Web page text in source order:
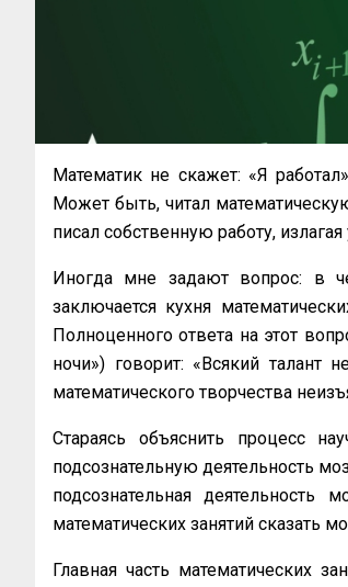
Математик не скажет: «Я
Может быть, читал
писал собственную работу,
Иногда мне задают вопрос: в
заключается кухня
Полноценного ответа на этот
ночи») говорит: «Всякий
математического творчества
Стараясь объяснить процесс
подсознательную деятельность
подсознательная
математических занятий сказать
Главная часть математических